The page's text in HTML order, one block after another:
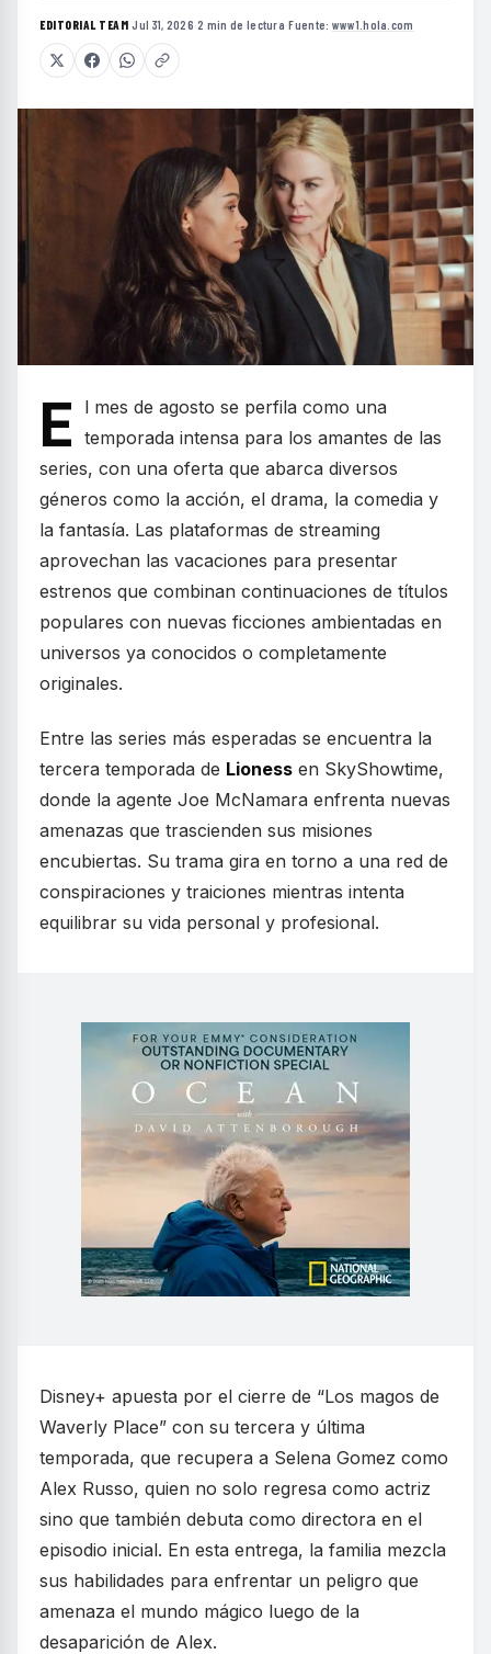
EDITORIAL TEAM·Jul 31, 2026·2 min de lectura·Fuente: www1.hola.com
E
l mes de agosto se perfila como una
temporada intensa para los amantes de las
series, con una oferta que abarca diversos
géneros como la acción, el drama, la comedia y
la fantasía. Las plataformas de streaming
aprovechan las vacaciones para presentar
estrenos que combinan continuaciones de títulos
populares con nuevas ficciones ambientadas en
universos ya conocidos o completamente
originales.
Entre las series más esperadas se encuentra la
tercera temporada de Lioness en SkyShowtime,
donde la agente Joe McNamara enfrenta nuevas
amenazas que trascienden sus misiones
encubiertas. Su trama gira en torno a una red de
conspiraciones y traiciones mientras intenta
equilibrar su vida personal y profesional.
Disney+ apuesta por el cierre de “Los magos de
Waverly Place” con su tercera y última
temporada, que recupera a Selena Gomez como
Alex Russo, quien no solo regresa como actriz
sino que también debuta como directora en el
episodio inicial. En esta entrega, la familia mezcla
sus habilidades para enfrentar un peligro que
amenaza el mundo mágico luego de la
desaparición de Alex.